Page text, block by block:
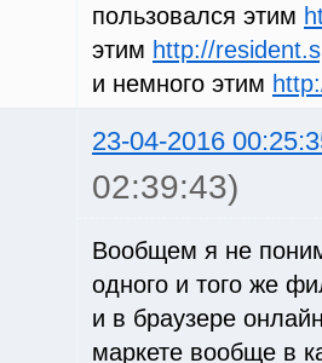
пользовался этим
этим http://
и немного этим
23-04-2016
02:39:43)
Вообщем я не
одного и того же
и в браузере
маркете вообще в